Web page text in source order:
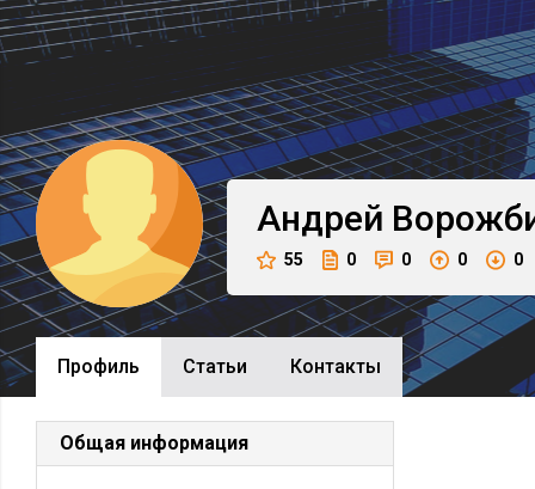
Андрей
55 0 0 0 0
Профиль Cтатьи Контакты
Общая информация